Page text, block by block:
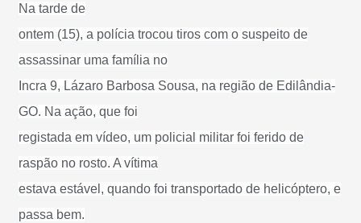
Na tarde de
ontem (15), a polícia trocou tiros com o suspeito de
assassinar uma família no
Incra 9, Lázaro Barbosa Sousa, na região de Edilândia-
GO. Na ação, que foi
registada em vídeo, um policial militar foi ferido de
raspão no rosto. A vítima
estava estável, quando foi transportado de helicóptero, e
passa bem.